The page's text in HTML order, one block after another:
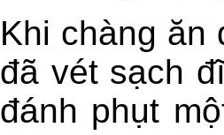
Khi chàng ăn
đã vét sạch
đánh phụt